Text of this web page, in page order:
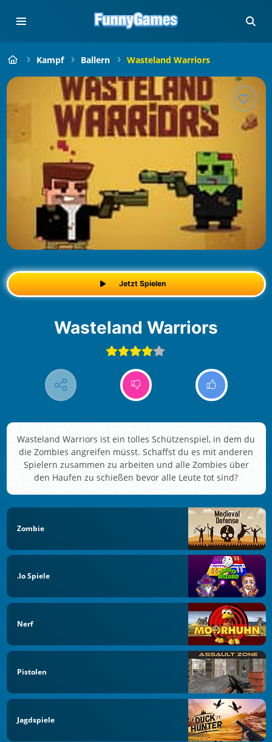
Kampf Ballern Wasteland Warriors
Jetzt Spielen
Wasteland Warriors
Wasteland Warriors ist ein tolles Schützenspiel, in dem du
die Zombies angreifen müsst. Schaffst du es mit anderen
Spielern zusammen zu arbeiten und alle Zombies über
den Haufen zu schießen bevor alle Leute tot sind?
Zombie
.io Spiele
Nerf
Pistolen
Jagdspiele